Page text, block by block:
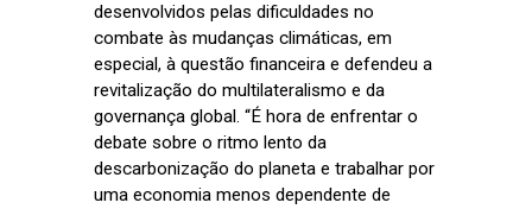
desenvolvidos pelas dificuldades no
combate às mudanças climáticas, em
especial, à questão financeira e defendeu a
revitalização do multilateralismo e da
governança global. “É hora de enfrentar o
debate sobre o ritmo lento da
descarbonização do planeta e trabalhar por
uma economia menos dependente de